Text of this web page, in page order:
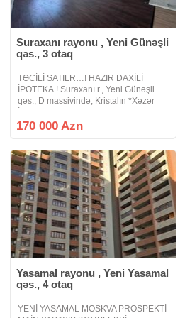
Suraxanı rayonu , Yeni Günəşli
qəs., 3 otaq
TƏCİLİ SATILR…! HAZIR DAXİLİ
İPOTEKA.! Suraxanı r., Yeni Günəşli
qəs., D massivində, Kristalın *Xəzər
mərtəbəli binanın 12-ci mərtəbəsində,
170 000 Azn
Yasamal rayonu , Yeni Yasamal
qəs., 4 otaq
YENİ YASAMAL MOSKVA PROSPEKTİ